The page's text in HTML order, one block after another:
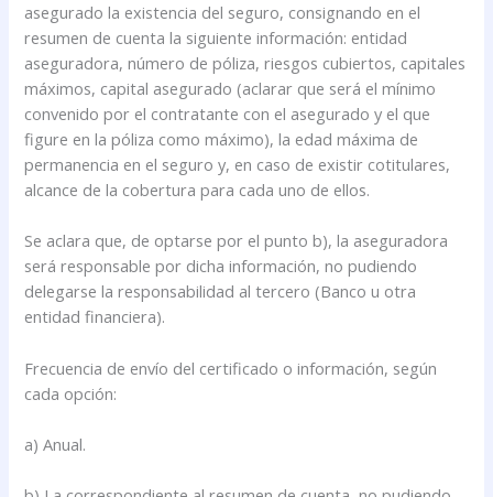
asegurado la existencia del seguro, consignando en el
resumen de cuenta la siguiente información: entidad
aseguradora, número de póliza, riesgos cubiertos, capitales
máximos, capital asegurado (aclarar que será el mínimo
convenido por el contratante con el asegurado y el que
figure en la póliza como máximo), la edad máxima de
permanencia en el seguro y, en caso de existir cotitulares,
alcance de la cobertura para cada uno de ellos.
Se aclara que, de optarse por el punto b), la aseguradora
será responsable por dicha información, no pudiendo
delegarse la responsabilidad al tercero (Banco u otra
entidad financiera).
Frecuencia de envío del certificado o información, según
cada opción:
a) Anual.